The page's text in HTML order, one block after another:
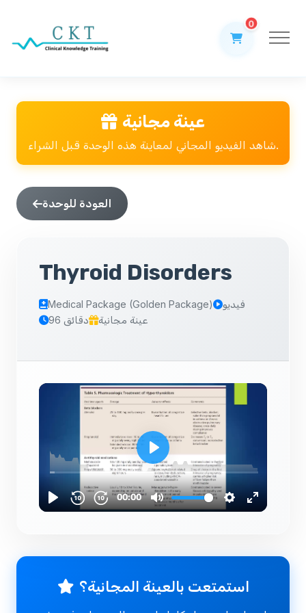
0
عينة مجانية
شاهد الفيديو المجاني لمعاينة هذه الوحدة قبل الشراء.
العودة للوحدة
Thyroid Disorders
Medical Package (Golden Package)
فيديو
96 دقائق
عينة مجانية
استمتعت بالعينة المجانية؟